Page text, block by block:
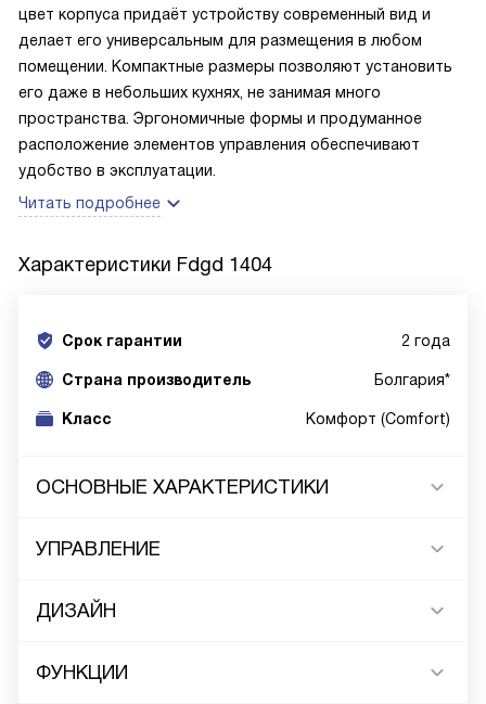
цвет корпуса придаёт устройству современный вид и
делает его универсальным для размещения в любом
помещении. Компактные размеры позволяют установить
его даже в небольших кухнях, не занимая много
пространства. Эргономичные формы и продуманное
расположение элементов управления обеспечивают
удобство в эксплуатации.
Читать подробнее
Характеристики Fdgd 1404
Срок гарантии 2 года
Cтрана производитель Болгария*
Класс Комфорт (Comfort)
ОСНОВНЫЕ ХАРАКТЕРИСТИКИ
УПРАВЛЕНИЕ
ДИЗАЙН
ФУНКЦИИ